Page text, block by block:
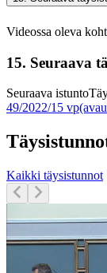
Videossa oleva
15. Seuraava
Seuraava istunto
49/2022/15 vp
Kaikki täysistunnot